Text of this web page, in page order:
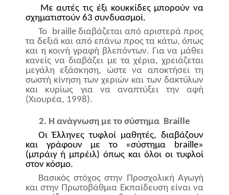
Με αυτές τις έξι κουκκίδες μπορούν να
σχηματιστούν 63 συνδυασμοί.
Το brailleδιαβάζεται από αριστερά προς
τα δεξιά και από επάνω προς τα κάτω, όπως
και η κοινή γραφή βλεπόντων. Για να μάθει
κανείς να διαβάζει με τα χέρια, χρειάζεται
μεγάλη εξάσκηση, ώστε να αποκτήσει τη
σωστή κίνηση των χεριών και των δακτύλων
και κυρίως για να αναπτύξει την αφή
(Χιουρέα, 1998).
2. Η ανάγνωση με το σύστημα Braille
Οι Έλληνες τυφλοί μαθητές, διαβάζουν
και γράφουν με το «σύστημα braille»
(μπράιγ ή μπρέιλ) όπως και όλοι οι τυφλοί
στον κόσμο.
Βασικός στόχος στην Προσχολική Αγωγή
και στην Πρωτοβάθμια Εκπαίδευση είναι να